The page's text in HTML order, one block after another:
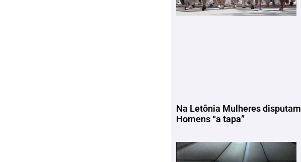
Na Letônia Mulheres disputam
Homens “a tapa”